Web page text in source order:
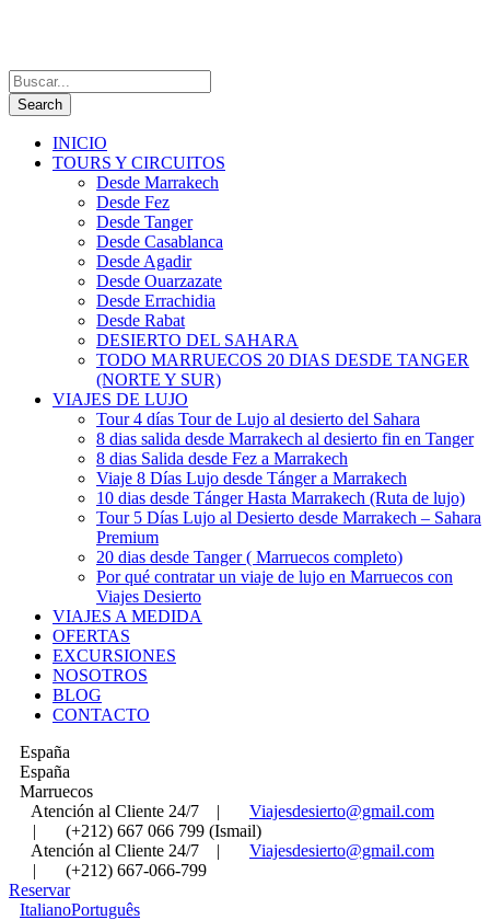
INICIO
TOURS Y CIRCUITOS
Desde Marrakech
Desde Fez
Desde Tanger
Desde Casablanca
Desde Agadir
Desde Ouarzazate
Desde Errachidia
Desde Rabat
DESIERTO DEL SAHARA
TODO MARRUECOS 20 DIAS DESDE TANGER
(NORTE Y SUR)
VIAJES DE LUJO
Tour 4 días Tour de Lujo al desierto del Sahara
8 dias salida desde Marrakech al desierto fin en Tanger
8 dias Salida desde Fez a Marrakech
Viaje 8 Días Lujo desde Tánger a Marrakech
10 dias desde Tánger Hasta Marrakech (Ruta de lujo)
Tour 5 Días Lujo al Desierto desde Marrakech – Sahara
Premium
20 dias desde Tanger ( Marruecos completo)
Por qué contratar un viaje de lujo en Marruecos con
Viajes Desierto
VIAJES A MEDIDA
OFERTAS
EXCURSIONES
NOSOTROS
BLOG
CONTACTO
España
España
Marruecos
Atención al Cliente 24/7
|
Viajesdesierto@gmail.com
|
(+212) 667 066 799 (Ismail)
Atención al Cliente 24/7
|
Viajesdesierto@gmail.com
|
(+212) 667-066-799
Reservar
ItalianoPortuguês